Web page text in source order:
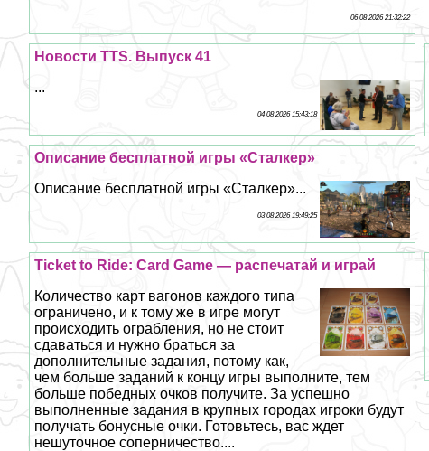
06 08 2026 21:32:22
Новости TTS. Выпуск 41
...
04 08 2026 15:43:18
Описание бесплатной игры «Сталкер»
Описание бесплатной игры «Сталкер»...
03 08 2026 19:49:25
Ticket to Ride: Card Game — распечатай и играй
Количество карт вагонов каждого типа
ограничено, и к тому же в игре могут
происходить ограбления, но не стоит
сдаваться и нужно браться за
дополнительные задания, потому как,
чем больше заданий к концу игры выполните, тем
больше победных очков получите. За успешно
выполненные задания в крупных городах игроки будут
получать бонусные очки. Готовьтесь, вас ждет
нешуточное соперничество....